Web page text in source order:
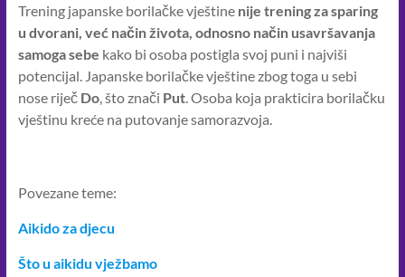
Trening japanske borilačke vještine nije trening za sparing
u dvorani, već način života, odnosno način usavršavanja
samoga sebe kako bi osoba postigla svoj puni i najviši
potencijal. Japanske borilačke vještine zbog toga u sebi
nose riječ Do, što znači Put. Osoba koja prakticira borilačku
vještinu kreće na putovanje samorazvoja.
Povezane teme:
Aikido za djecu
Što u aikidu vježbamo